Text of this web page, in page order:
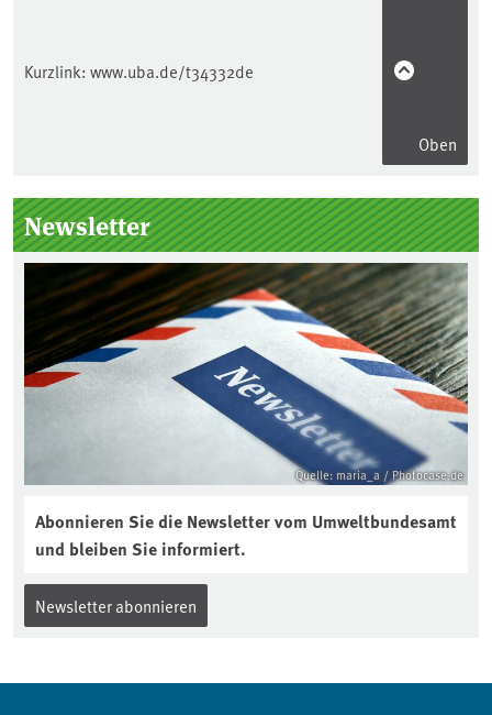
Kurzlink: www.uba.de/t34332de
Oben
Seitenleiste
Newsletter
Quelle: maria_a / Photocase.de
Abonnieren Sie die Newsletter vom Umweltbundesamt
und bleiben Sie informiert.
Newsletter abonnieren